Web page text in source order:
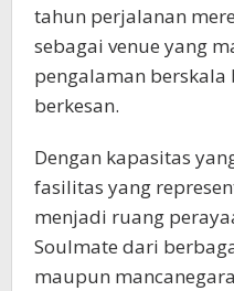
tahun perjalanan
sebagai venue yang
pengalaman berskala
berkesan.
Dengan kapasitas
fasilitas yang
menjadi ruang
Soulmate dari
maupun